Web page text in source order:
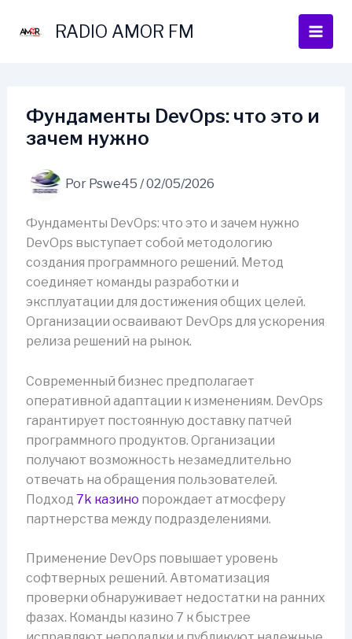
RADIO AMOR FM
Фундаменты DevOps: что это и
зачем нужно
Por Pswe45 /02/05/2026
Фундаменты DevOps: что это и зачем нужно
DevOps выступает собой методологию
создания программного решений. Метод
соединяет команды разработки и
эксплуатации для достижения общих целей.
Организации осваивают DevOps для ускорения
релиза решений на рынок.
Современный бизнес предполагает
оперативной адаптации к изменениям. DevOps
гарантирует постоянную доставку патчей
программного продуктов. Организации
получают возможность незамедлительно
отвечать на обращения пользователей.
Подход 7k казино порождает атмосферу
партнерства между подразделениями.
Применение DevOps повышает уровень
софтверных решений. Автоматизация
проверки обнаруживает недостатки на ранних
фазах. Команды казино 7 к быстрее